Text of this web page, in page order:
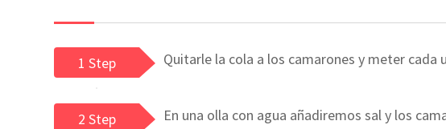
1 Step Quitarle la cola a los camarones y meter cada
2 Step
En una olla con agua añadiremos sal y los